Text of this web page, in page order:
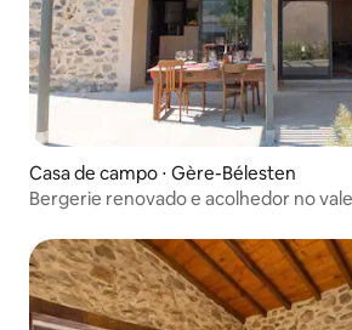
Casa de campo ⋅ Gère-Bélesten
Bergerie renovado e acolhedor no